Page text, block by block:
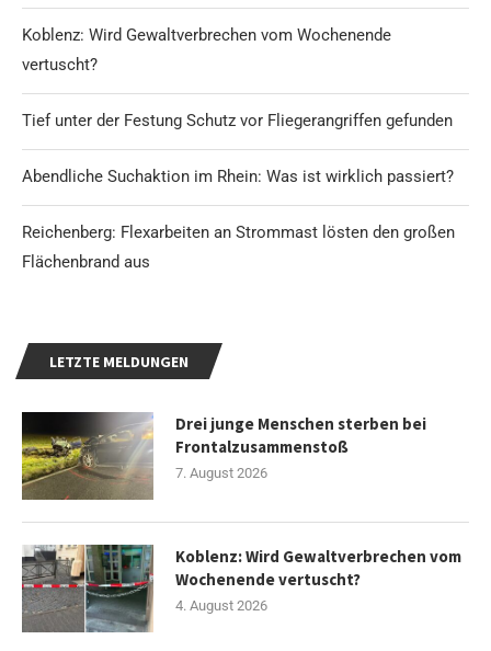
Koblenz: Wird Gewaltverbrechen vom Wochenende
vertuscht?
Tief unter der Festung Schutz vor Fliegerangriffen gefunden
Abendliche Suchaktion im Rhein: Was ist wirklich passiert?
Reichenberg: Flexarbeiten an Strommast lösten den großen
Flächenbrand aus
LETZTE MELDUNGEN
Drei junge Menschen sterben bei
Frontalzusammenstoß
7. August 2026
Koblenz: Wird Gewaltverbrechen vom
Wochenende vertuscht?
4. August 2026